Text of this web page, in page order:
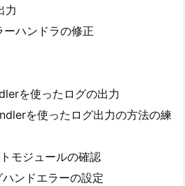
力
ハンドラの修正
を使ったログの出力
を使ったログ出力の方法の練
モジュールの確認
ンドエラーの設定